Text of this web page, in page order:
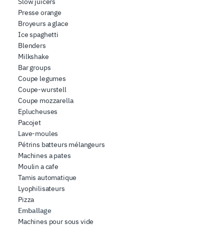
combinarle con altre informazioni che ha fornito loro o
che hanno raccolto dal suo utilizzo dei loro servizi.
Presse orange
Broyeurs a glace
Ice spaghetti
Blenders
Milkshake
Bar groups
Coupe legumes
Coupe-wurstell
Coupe mozzarella
Eplucheuses
Pacojet
Lave-moules
Pétrins batteurs mélangeurs
Machines a pates
Moulin a cafe
Tamis automatique
Lyophilisateurs
Pizza
Emballage
Machines pour sous vide